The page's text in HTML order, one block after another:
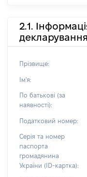
2.1.
декларування
Прізвище:
Ім'я:
По батькові (за
наявності):
Податковий номер:
Серія та номер
паспорта
громадянина
України (ID-картка):